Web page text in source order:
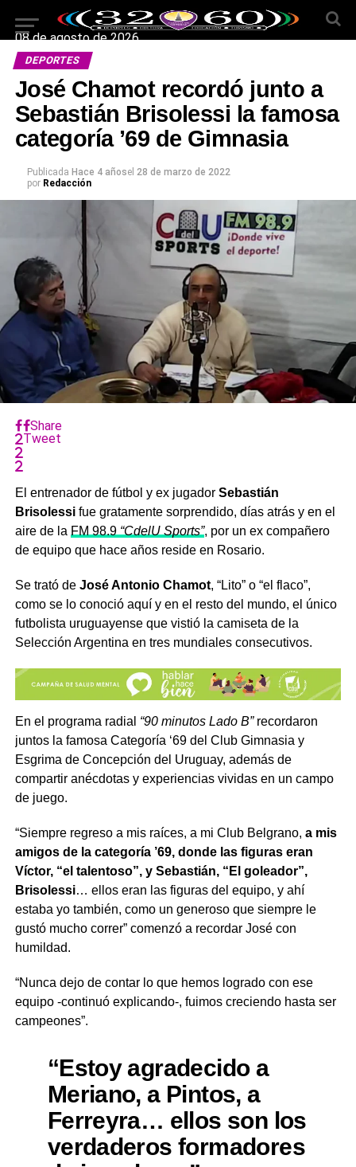
08 de agosto de 2026
DEPORTES
José Chamot recordó junto a
Sebastián Brisolessi la famosa
categoría ’69 de Gimnasia
Publicada Hace 4 añosel 28 de marzo de 2022
por Redacción
Share
Tweet
El entrenador de fútbol y ex jugador Sebastián
Brisolessifue gratamente sorprendido, días atrás y en el
aire de la FM 98.9 “CdelU Sports”, por un ex compañero
de equipo que hace años reside en Rosario.
Se trató de José Antonio Chamot, “Lito” o “el flaco”,
como se lo conoció aquí y en el resto del mundo, el único
futbolista uruguayense que vistió la camiseta de la
Selección Argentina en tres mundiales consecutivos.
En el programa radial “90 minutos Lado B”recordaron
juntos la famosa Categoría ‘69 del Club Gimnasia y
Esgrima de Concepción del Uruguay, además de
compartir anécdotas y experiencias vividas en un campo
de juego.
“Siempre regreso a mis raíces, a mi Club Belgrano, a mis
amigos de la categoría ’69, donde las figuras eran
Víctor, “el talentoso”, y Sebastián, “El goleador”,
Brisolessi… ellos eran las figuras del equipo, y ahí
estaba yo también, como un generoso que siempre le
gustó mucho correr” comenzó a recordar José con
humildad.
“Nunca dejo de contar lo que hemos logrado con ese
equipo -continuó explicando-, fuimos creciendo hasta ser
campeones”.
“Estoy agradecido a
Meriano, a Pintos, a
Ferreyra… ellos son los
verdaderos formadores